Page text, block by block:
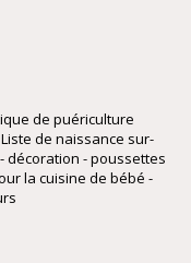
de puériculture
de naissance sur-
décoration - poussettes
la cuisine de bébé -